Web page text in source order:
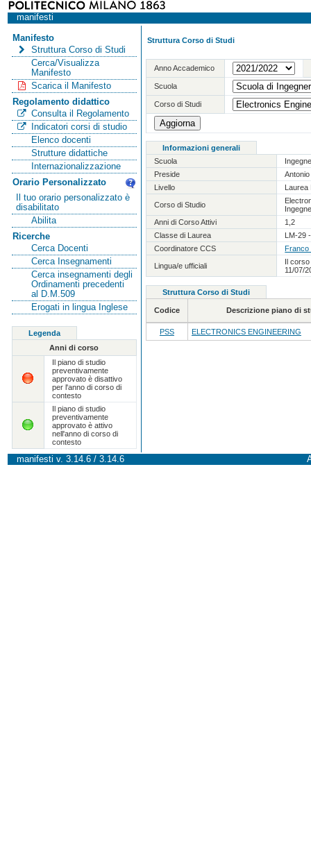
manifesti
Manifesto
Struttura Corso di Studi
Cerca/Visualizza
Manifesto
Scarica il Manifesto
Regolamento didattico
Consulta il Regolamento
Indicatori corsi di studio
Elenco docenti
Strutture didattiche
Internazionalizzazione
Orario Personalizzato
Il tuo orario personalizzato è
disabilitato
Abilita
Ricerche
Cerca Docenti
Cerca Insegnamenti
Cerca insegnamenti degli
Ordinamenti precedenti
al D.M.509
Erogati in lingua Inglese
Legenda
Anni di corso
Il piano di studio
preventivamente
approvato è disattivo
per l'anno di corso di
contesto
Il piano di studio
preventivamente
approvato è attivo
nell'anno di corso di
contesto
Struttura Corso di Studi
Anno Accademico
Scuola
Corso di Studi
Informazioni generali
Scuola
Preside
Livello
Laurea
Corso di Studio
Anni di Corso Attivi
1,2
Classe di Laurea
LM-29
Coordinatore CCS
Franco
Lingua/e ufficiali
Il corso
11/07/
Struttura Corso di Studi
Codice Descrizione piano di
PSS ELECTRONICS ENGINEERING
manifesti v. 3.14.6 / 3.14.6